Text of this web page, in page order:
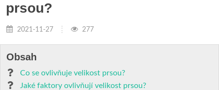
prsou?
2021-11-27 277
Obsah
Co se ovlivňuje velikost prsou?
Jaké faktory ovlivňují velikost prsou?